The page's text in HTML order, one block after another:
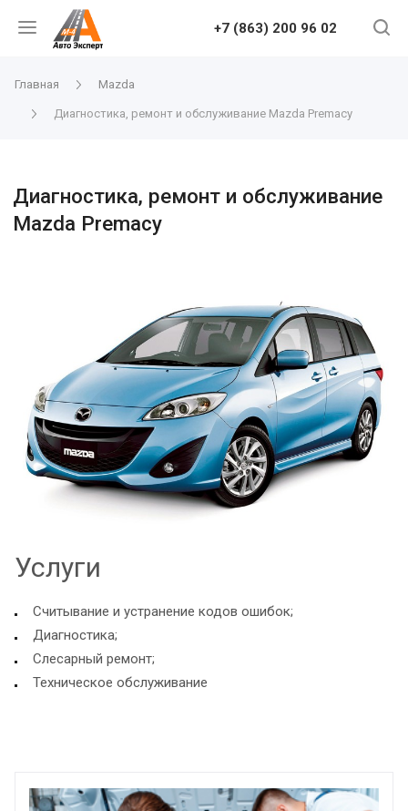
+7 (863) 200 96 02
Главная Mazda
Диагностика, ремонт и обслуживание Mazda Premacy
Диагностика, ремонт и обслуживание
Mazda Premacy
Услуги
Считывание и устранение кодов ошибок;
Диагностика;
Слесарный ремонт;
Техническое обслуживание